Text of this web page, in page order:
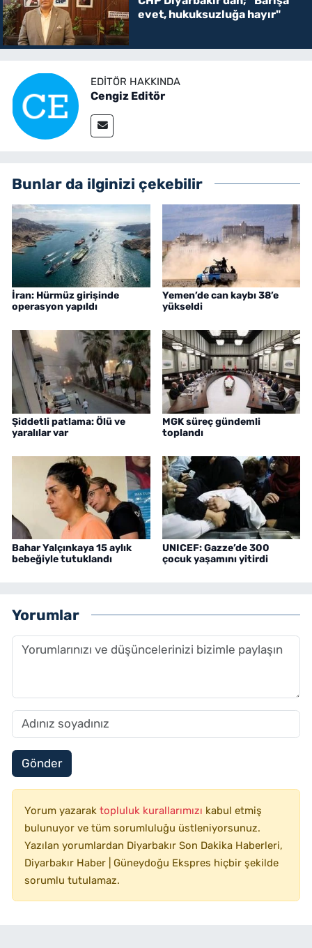
evet, hukuksuzluğa hayır"
EDITÖR HAKKINDA
Cengiz Editör
Bunlar da ilginizi çekebilir
İran: Hürmüz girişinde
operasyon yapıldı
Yemen’de can kaybı 38’e
yükseldi
Şiddetli patlama: Ölü ve
yaralılar var
MGK süreç gündemli
toplandı
Bahar Yalçınkaya 15 aylık
bebeğiyle tutuklandı
UNICEF: Gazze’de 300
çocuk yaşamını yitirdi
Yorumlar
Gönder
Yorum yazarak topluluk kurallarımızı kabul etmiş
bulunuyor ve tüm sorumluluğu üstleniyorsunuz.
Yazılan yorumlardan Diyarbakır Son Dakika Haberleri,
Diyarbakır Haber | Güneydoğu Ekspres hiçbir şekilde
sorumlu tutulamaz.